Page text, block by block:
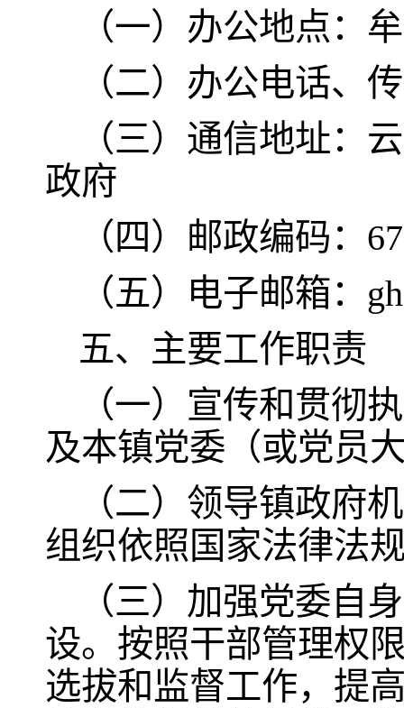
（一）办公地点：
（二）办公电话、
（三）通信地址：
政府
（四）邮政编码：
（五）电子邮箱：
五、主要工作职责
（一）宣传和贯彻
及本镇党委（或党员
（二）领导镇政府
组织依照国家法律法
（三）加强党委自
设。按照干部管理权
选拔和监督工作，提